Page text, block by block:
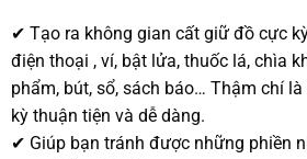
✔ Tạo ra không gian cất giữ đồ cực
điện thoại , ví, bật lửa, thuốc lá, chìa
phẩm, bút, sổ, sách báo… Thậm chí
kỳ thuận tiện và dễ dàng.
✔ Giúp bạn tránh được những phiền